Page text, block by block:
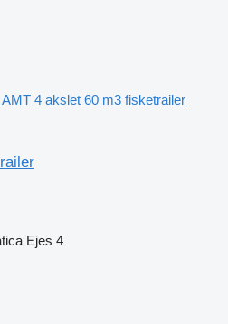
AMT 4 akslet 60 m3 fisketrailer
Ejes 4